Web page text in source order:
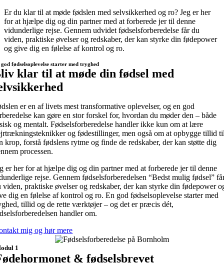
Er du klar til at møde fødslen med selvsikkerhed og ro? Jeg er her
for at hjælpe dig og din partner med at forberede jer til denne
vidunderlige rejse. Gennem udvidet fødselsforberedelse får du
viden, praktiske øvelser og redskaber, der kan styrke din fødepower
og give dig en følelse af kontrol og ro.
god fødselsoplevelse starter med tryghed
klar til at møde din fødsel med
er en af livets mest transformative oplevelser, og en god
kan gøre en stor forskel for, hvordan du møder den – både
og mentalt. Fødselsforberedelse handler ikke kun om at lære
og fødestillinger, men også om at opbygge tillid
krop, forstå fødslens rytme og finde de redskaber, der kan støtte dig
processen.
er her for at hjælpe dig og din partner med at forberede jer til denne
rejse. Gennem fødselsforberedelsen “Bedst mulig fødsel”
viden, praktiske øvelser og redskaber, der kan styrke din fødepower
dig en følelse af kontrol og ro. En god fødselsoplevelse starter med
tillid og de rette værktøjer – og det er præcis dét,
handler om.
mig og hør mere
1
& fødselsbrevet